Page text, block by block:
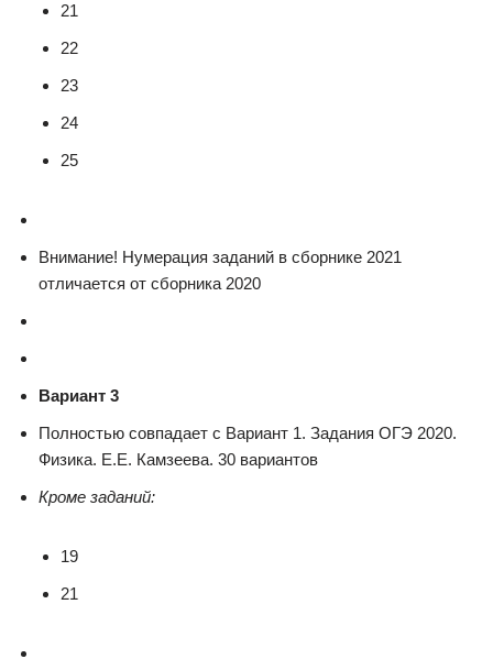
21
22
23
24
25
Внимание! Нумерация заданий в сборнике 2021
отличается от сборника 2020
Вариант 3
Полностью совпадает с Вариант 1. Задания ОГЭ 2020.
Физика. Е.Е. Камзеева. 30 вариантов
Кроме заданий:
19
21